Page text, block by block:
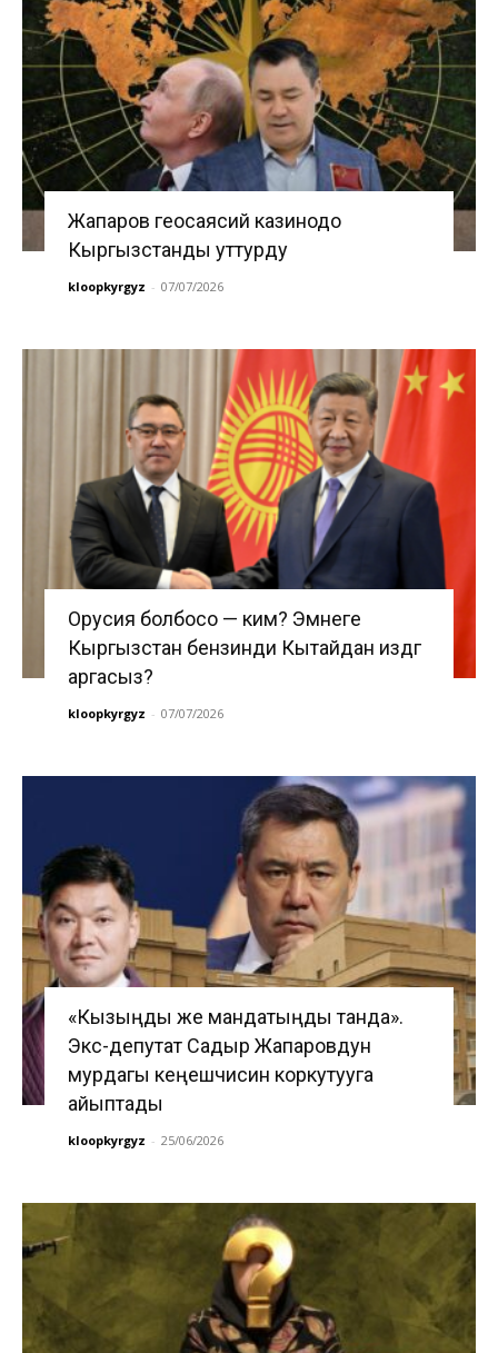
Жапаров геосаясий казинодо
Кыргызстанды уттурду
kloopkyrgyz - 07/07/2026
Орусия болбосо — ким? Эмнеге
Кыргызстан бензинди Кытайдан издөөгө
аргасыз?
kloopkyrgyz - 07/07/2026
«Кызыңды же мандатыңды танда».
Экс-депутат Садыр Жапаровдун
мурдагы кеңешчисин коркутууга
айыптады
kloopkyrgyz - 25/06/2026